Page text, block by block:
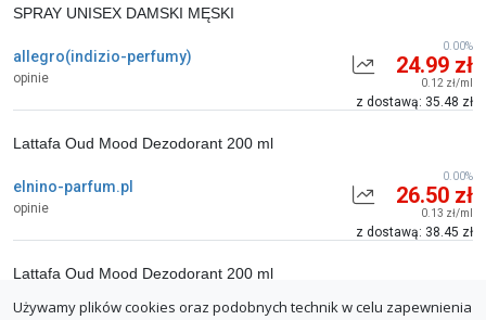
allegro(indizio-perfumy)
opinie
SPRAY UNISEX DAMSKI MĘSKI
24.99 zł
0.12 zł/ml
z dostawą: 35.48 zł
0.00%
elnino-parfum.pl
opinie
Lattafa Oud Mood Dezodorant 200 ml
26.50 zł
0.13 zł/ml
z dostawą: 38.45 zł
0.00%
Lattafa Oud Mood Dezodorant 200 ml
0.00%
Używamy plików cookies oraz podobnych technik w celu zapewnienia